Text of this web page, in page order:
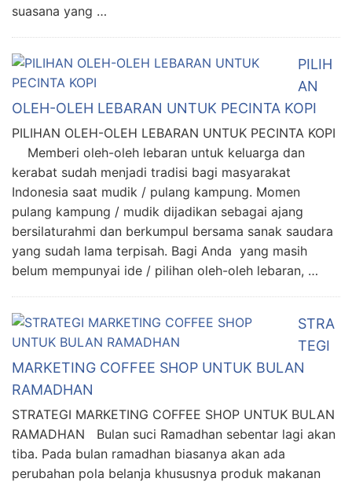
suasana yang …
PILIH
AN
OLEH-OLEH LEBARAN UNTUK PECINTA KOPI
PILIHAN OLEH-OLEH LEBARAN UNTUK PECINTA KOPI
Memberi oleh-oleh lebaran untuk keluarga dan
kerabat sudah menjadi tradisi bagi masyarakat
Indonesia saat mudik / pulang kampung. Momen
pulang kampung / mudik dijadikan sebagai ajang
bersilaturahmi dan berkumpul bersama sanak saudara
yang sudah lama terpisah. Bagi Anda yang masih
belum mempunyai ide / pilihan oleh-oleh lebaran, …
STRA
TEGI
MARKETING COFFEE SHOP UNTUK BULAN
RAMADHAN
STRATEGI MARKETING COFFEE SHOP UNTUK BULAN
RAMADHAN Bulan suci Ramadhan sebentar lagi akan
tiba. Pada bulan ramadhan biasanya akan ada
perubahan pola belanja khususnya produk makanan